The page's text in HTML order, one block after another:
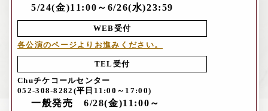
5/24(金)11:00～6/26(水)23:59
WEB受付
各公演のページよりお進みください。
TEL受付
Chuチケコールセンター
052-308-8282(平日11:00～17:00)
一般発売 6/28(金)11:00～